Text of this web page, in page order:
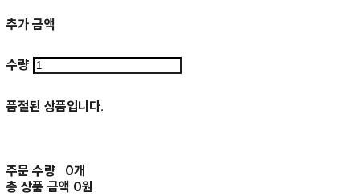
추가 금액
수량
품절된 상품입니다.
주문 수량
0개
총 상품 금액 0원